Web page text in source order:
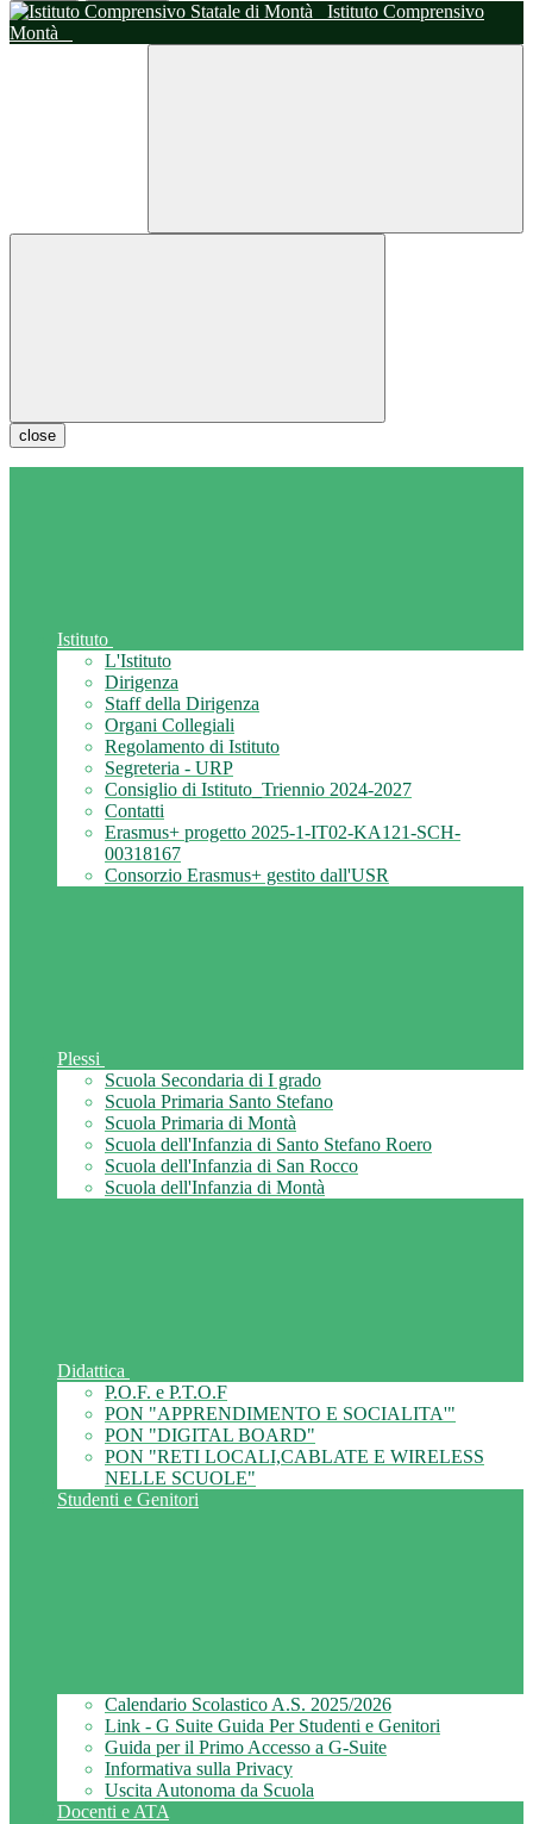
Istituto Comprensivo
Montà
close
Istituto
L'Istituto
Dirigenza
Staff della Dirigenza
Organi Collegiali
Regolamento di Istituto
Segreteria - URP
Consiglio di Istituto_Triennio 2024-2027
Contatti
Erasmus+ progetto 2025-1-IT02-KA121-SCH-
00318167
Consorzio Erasmus+ gestito dall'USR
Plessi
Scuola Secondaria di I grado
Scuola Primaria Santo Stefano
Scuola Primaria di Montà
Scuola dell'Infanzia di Santo Stefano Roero
Scuola dell'Infanzia di San Rocco
Scuola dell'Infanzia di Montà
Didattica
P.O.F. e P.T.O.F
PON "APPRENDIMENTO E SOCIALITA'"
PON "DIGITAL BOARD"
PON "RETI LOCALI,CABLATE E WIRELESS
NELLE SCUOLE"
Studenti e Genitori
Calendario Scolastico A.S. 2025/2026
Link - G Suite Guida Per Studenti e Genitori
Guida per il Primo Accesso a G-Suite
Informativa sulla Privacy
Uscita Autonoma da Scuola
Docenti e ATA